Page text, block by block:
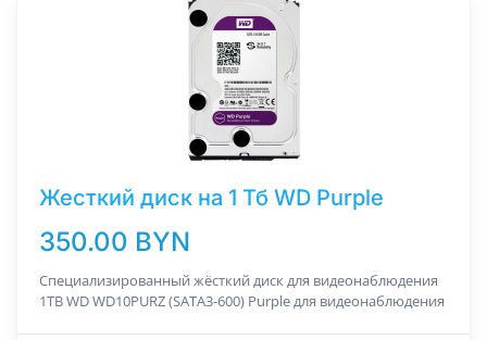
Жесткий диск на 1 Тб WD Purple
350.00 BYN
Специализированный жёсткий диск для видеонаблюдения
1TB WD WD10PURZ (SATA3-600) Purple для видеонаблюдения